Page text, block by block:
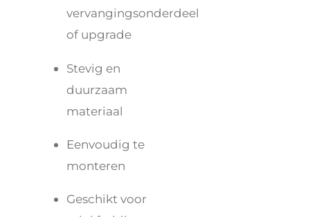
vervangingsonderdeel
of upgrade
Stevig en
duurzaam
materiaal
Eenvoudig te
monteren
Geschikt voor